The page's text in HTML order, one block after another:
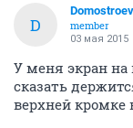
D
Domostroev
member
03 мая 2015
У меня экран на
сказать
верхней кромке